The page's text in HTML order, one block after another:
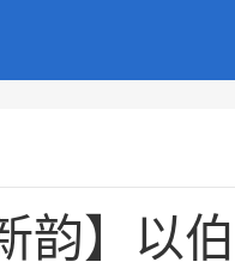
韵】以